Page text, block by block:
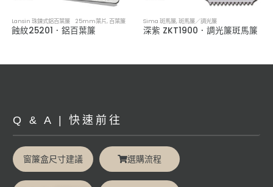
Lansin 珠鍊式鋁百葉簾 25mm葉片,百葉簾
蝕紋25201．鋁百葉簾
Sima 斑馬簾,斑馬簾／調光簾
深紫 ZKT1900．調光簾斑馬簾
Q & A | 快速前往
窗簾盒尺寸建議 選購流程